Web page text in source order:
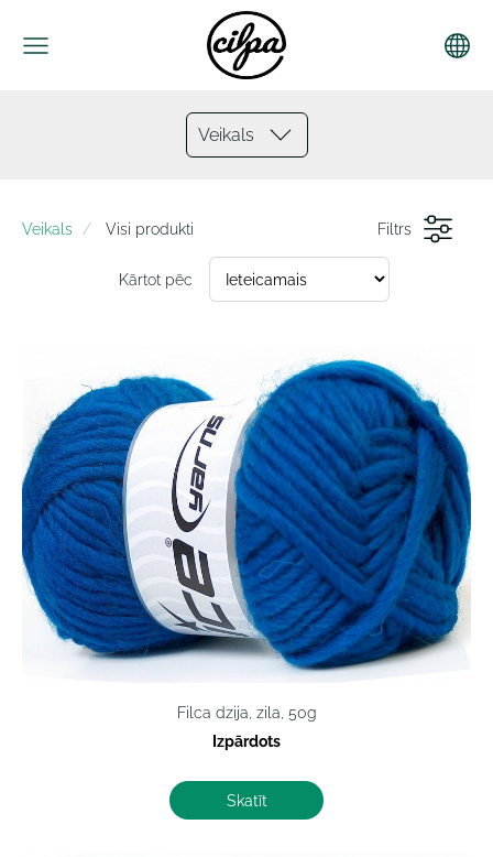
Veikals
Veikals Visi produkti Filtrs
Kārtot pēc
Filca dzija, zila, 50g
Izpārdots
Skatīt